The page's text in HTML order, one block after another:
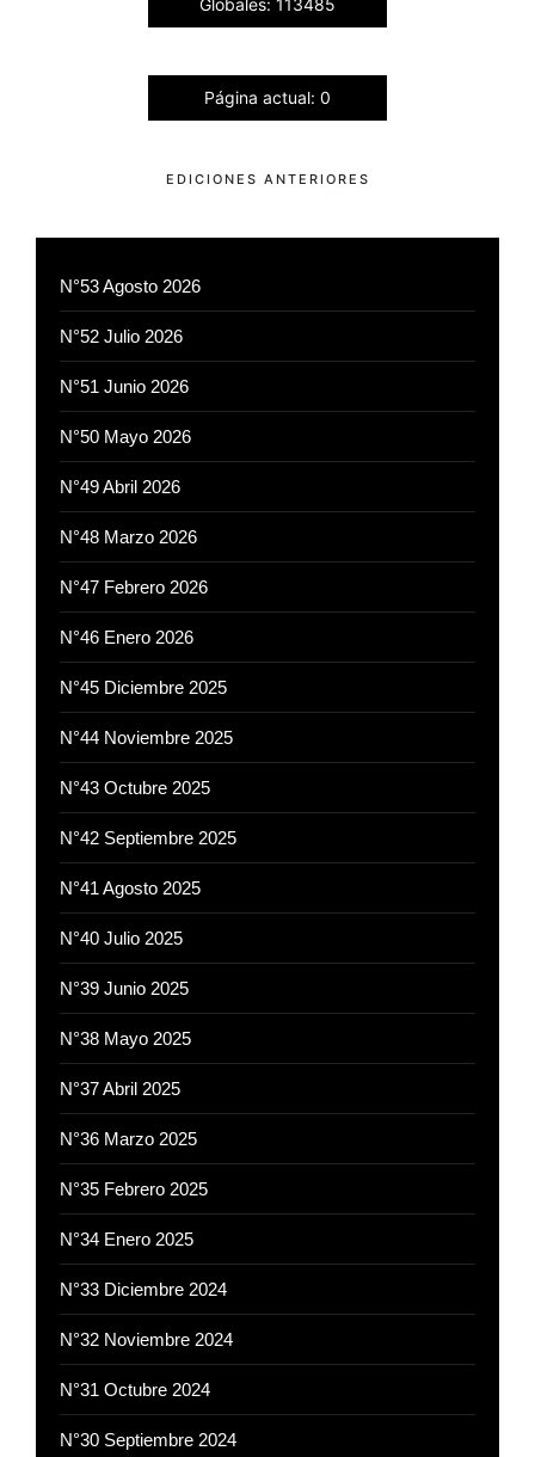
Globales: 113485
Página actual: 0
EDICIONES ANTERIORES
N°53 Agosto 2026
N°52 Julio 2026
N°51 Junio 2026
N°50 Mayo 2026
N°49 Abril 2026
N°48 Marzo 2026
N°47 Febrero 2026
N°46 Enero 2026
N°45 Diciembre 2025
N°44 Noviembre 2025
N°43 Octubre 2025
N°42 Septiembre 2025
N°41 Agosto 2025
N°40 Julio 2025
N°39 Junio 2025
N°38 Mayo 2025
N°37 Abril 2025
N°36 Marzo 2025
N°35 Febrero 2025
N°34 Enero 2025
N°33 Diciembre 2024
N°32 Noviembre 2024
N°31 Octubre 2024
N°30 Septiembre 2024